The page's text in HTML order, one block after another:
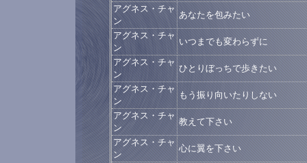
アグネス・チャ
ン
あなたを包みたい
アグネス・チャ
ン
いつまでも変わらずに
アグネス・チャ
ン
ひとりぼっちで歩きたい
アグネス・チャ
ン
もう振り向いたりしない
アグネス・チャ
ン
教えて下さい
アグネス・チャ
ン
心に翼を下さい